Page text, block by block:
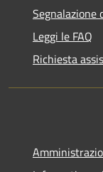
Segnalazione
Leggi le FAQ
Richiesta